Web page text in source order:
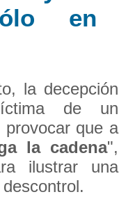
en
la decepción
de un
provocar que a
la cadena",
ilustrar una